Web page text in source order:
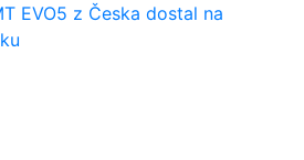
EVO5 z Česka dostal na